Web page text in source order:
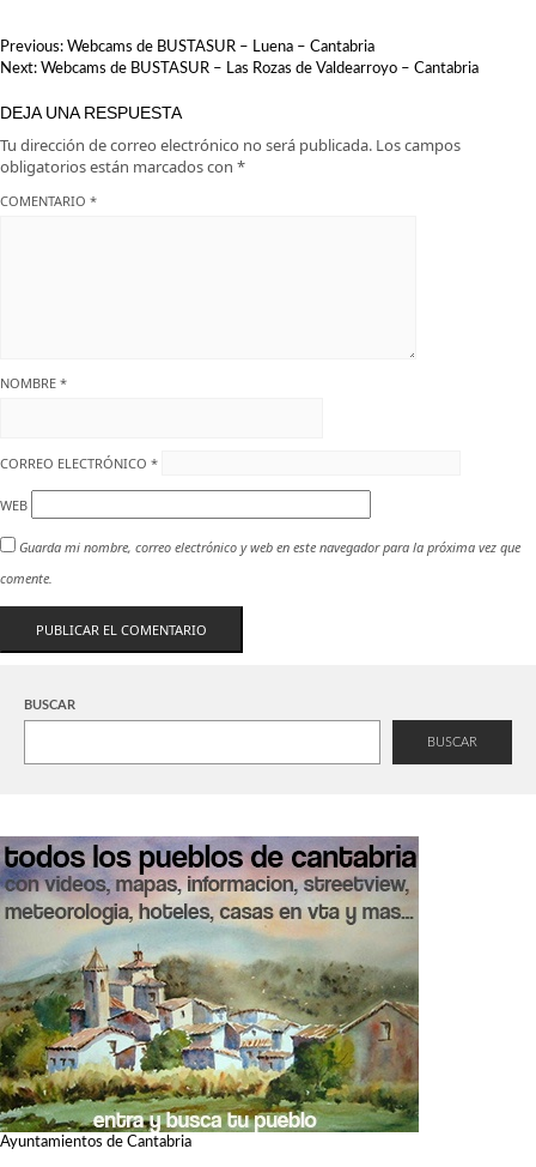
NAVEGACIÓN
DE
Previous: Webcams de BUSTASUR – Luena – Cantabria
Next: Webcams de BUSTASUR – Las Rozas de Valdearroyo – Cantabria
DEJA UNA RESPUESTA
Tu dirección de correo electrónico no será publicada. Los campos
obligatorios están marcados con *
COMENTARIO *
NOMBRE *
CORREO ELECTRÓNICO *
WEB
Guarda mi nombre, correo electrónico y web en este navegador para la próxima vez que
comente.
BUSCAR
BUSCAR
Ayuntamientos de Cantabria